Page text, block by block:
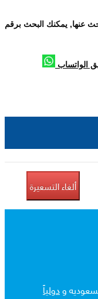
عنها, يمكنك البحث برقم
الواتساب
ألغاء التسعيرة
ودولياً